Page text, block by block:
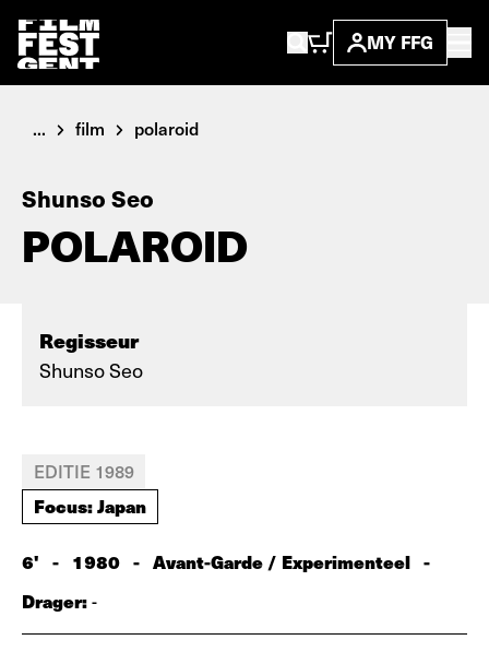
MY FFG
... film polaroid
Shunso Seo
POLAROID
Regisseur
Shunso Seo
EDITIE 1989
Focus: Japan
6' - 1980 - Avant-Garde / Experimenteel -
Drager:-